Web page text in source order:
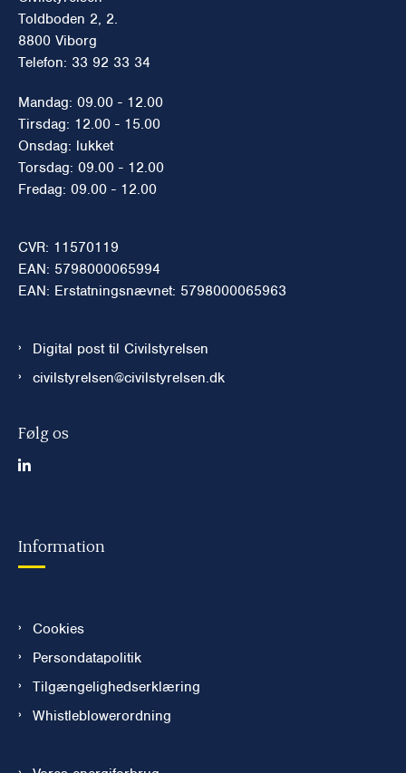
Toldboden 2, 2.
8800 Viborg
Telefon: 33 92 33 34
Mandag: 09.00 - 12.00
Tirsdag: 12.00 - 15.00
Onsdag: lukket
Torsdag: 09.00 - 12.00
Fredag: 09.00 - 12.00
CVR: 11570119
EAN: 5798000065994
EAN: Erstatningsnævnet: 5798000065963
Digital post til Civilstyrelsen
civilstyrelsen@civilstyrelsen.dk
Følg os
Information
Cookies
Persondatapolitik
Tilgængelighedserklæring
Whistleblowerordning